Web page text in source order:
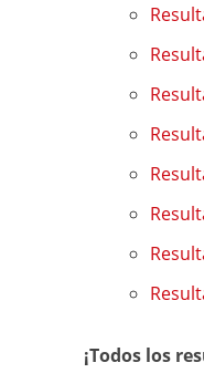
¡Todos los